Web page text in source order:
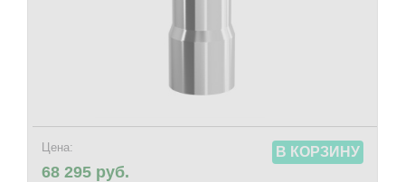
Цена:
68 295 руб.
В КОРЗИНУ